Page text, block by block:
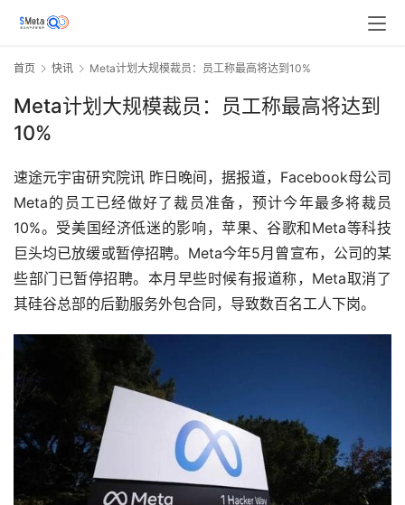
首页 快讯 Meta计划大规模裁员：员工称最高将达到10%
Meta计划大规模裁员：员工称最高将达到
10%
速途元宇宙研究院讯 昨日晚间，据报道，Facebook母公司
Meta的员工已经做好了裁员准备，预计今年最多将裁员
10%。受美国经济低迷的影响，苹果、谷歌和Meta等科技
巨头均已放缓或暂停招聘。Meta今年5月曾宣布，公司的某
些部门已暂停招聘。本月早些时候有报道称，Meta取消了
其硅谷总部的后勤服务外包合同，导致数百名工人下岗。